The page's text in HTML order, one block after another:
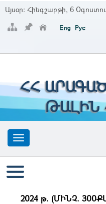
Այսօր: Հինգշաբթի, 6
ՀՀ
ԹԱԼԻՆ
2024 թ. (ՄԻՆՉ.